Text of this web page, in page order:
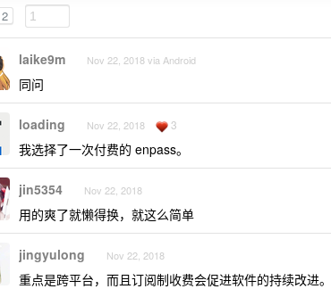
2
laike9m Nov 22, 2018 via Android
同问
loading Nov 22, 2018 3
我选择了一次付费的 enpass。
jin5354 Nov 22, 2018
用的爽了就懒得换，就这么简单
jingyulong Nov 22, 2018
重点是跨平台，而且订阅制收费会促进软件的持续改进。